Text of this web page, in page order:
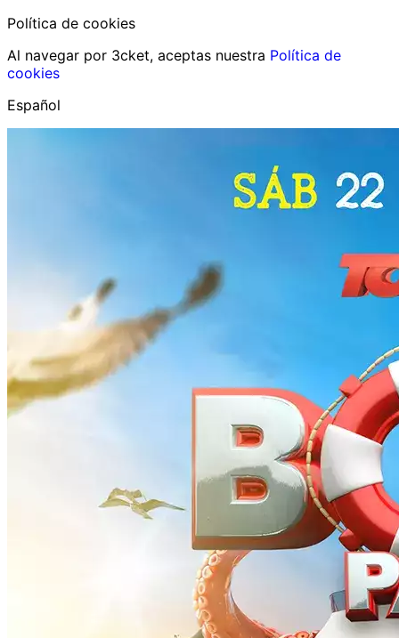
Política de cookies
Al navegar por 3cket, aceptas nuestra Política de
cookies
Español